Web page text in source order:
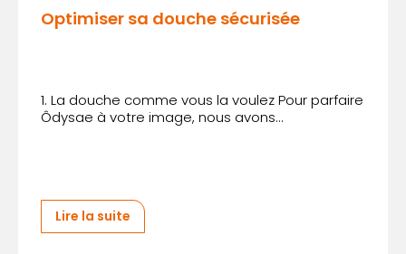
Optimiser sa douche sécurisée
1. La douche comme vous la voulez Pour parfaire
Ôdysae à votre image, nous avons...
Lire la suite